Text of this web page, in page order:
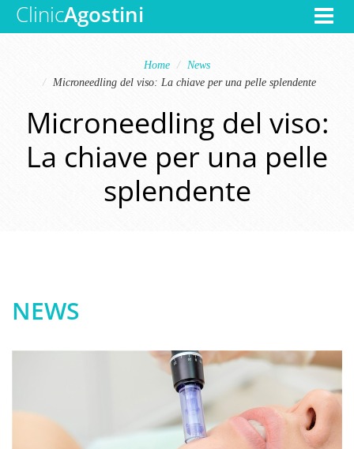
Toggle
ClinicAgostini
Home
News
Microneedling del viso: La chiave per una pelle splendente
Microneedling del viso:
La chiave per una pelle
splendente
NEWS